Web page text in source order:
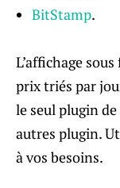
BitStamp.
L’affichage
prix triés par
le seul plugin
autres plugin.
à vos besoins.